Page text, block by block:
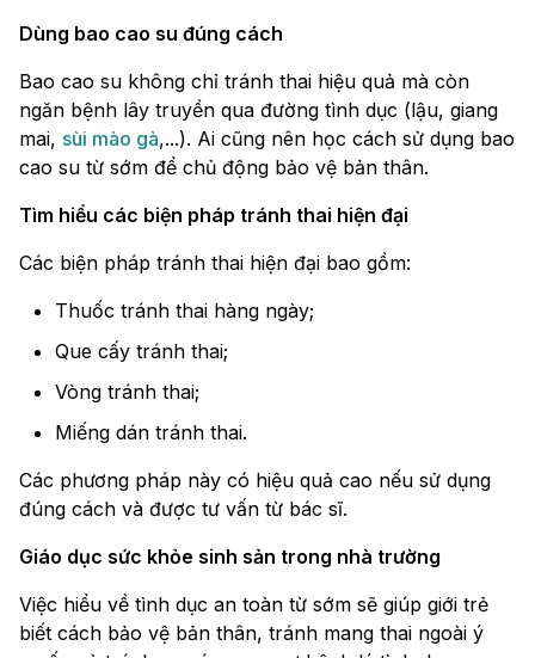
Dùng bao cao su đúng cách
Bao cao su không chỉ tránh thai hiệu quả mà còn
ngăn bệnh lây truyền qua đường tình dục (lậu, giang
mai, sùi mào gà,...). Ai cũng nên học cách sử dụng bao
cao su từ sớm để chủ động bảo vệ bản thân.
Tìm hiểu các biện pháp tránh thai hiện đại
Các biện pháp tránh thai hiện đại bao gồm:
Thuốc tránh thai hàng ngày;
Que cấy tránh thai;
Vòng tránh thai;
Miếng dán tránh thai.
Các phương pháp này có hiệu quả cao nếu sử dụng
đúng cách và được tư vấn từ bác sĩ.
Giáo dục sức khỏe sinh sản trong nhà trường
Việc hiểu về tình dục an toàn từ sớm sẽ giúp giới trẻ
biết cách bảo vệ bản thân, tránh mang thai ngoài ý